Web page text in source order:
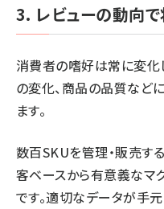
3. レビューの動向
消費者の嗜好は常に変化
の変化、商品の品質など
ます。
数百SKUを管理・販売す
客ベースから有意義なマ
です。適切なデータが手